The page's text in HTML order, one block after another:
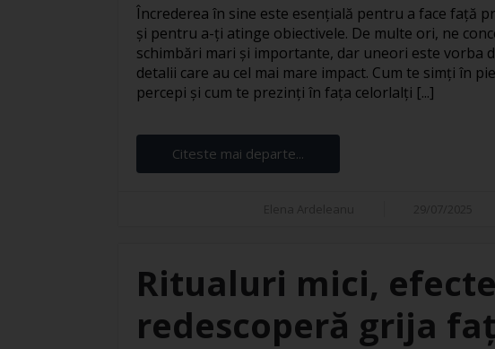
Încrederea în sine este esențială pentru a face față
și pentru a-ți atinge obiectivele. De multe ori, ne
schimbări mari și importante, dar uneori este vorba
detalii care au cel mai mare impact. Cum te simți în
percepi și cum te prezinți în fața celorlalți [...]
Citeste mai departe...
Ritualuri mici,
redescoperă grija